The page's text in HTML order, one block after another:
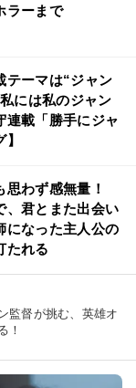
ラーまで
テーマは“ジャン
には私のジャン
連載「勝手にジャ
わず感無量！
、君とまた出会い
になった主人公の
たれる
監督が挑む、英雄オ
！